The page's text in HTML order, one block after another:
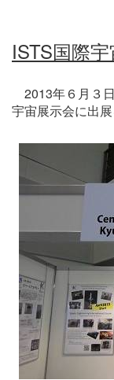
ISTS国際
2013年６月３
宇宙展示会に出展